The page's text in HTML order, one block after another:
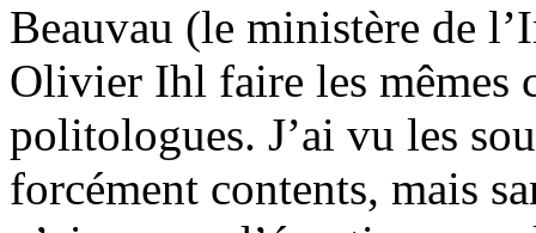
Beauvau (le ministère de
Olivier Ihl faire les mêmes
politologues. J’ai vu les
forcément contents, mais